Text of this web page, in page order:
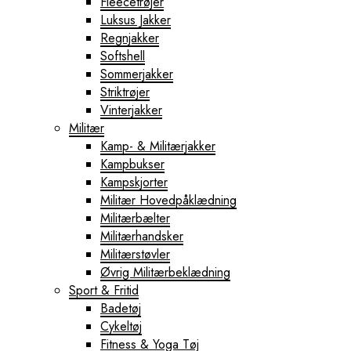
Luksus Jakker
Regnjakker
Softshell
Sommerjakker
Striktrøjer
Vinterjakker
Militær
Kamp- & Militærjakker
Kampbukser
Kampskjorter
Militær Hovedpåklædning
Militærbælter
Militærhandsker
Militærstøvler
Øvrig Militærbeklædning
Sport & Fritid
Badetøj
Cykeltøj
Fitness & Yoga Tøj